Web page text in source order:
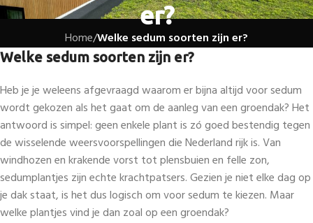
er?
Home/Welke sedum soorten zijn er?
Welke sedum soorten zijn er?
Heb je je weleens afgevraagd waarom er bijna altijd voor sedum
wordt gekozen als het gaat om de aanleg van een groendak? Het
antwoord is simpel: geen enkele plant is zó goed bestendig tegen
de wisselende weersvoorspellingen die Nederland rijk is. Van
windhozen en krakende vorst tot plensbuien en felle zon,
sedumplantjes zijn echte krachtpatsers. Gezien je niet elke dag op
je dak staat, is het dus logisch om voor sedum te kiezen. Maar
welke plantjes vind je dan zoal op een groendak?